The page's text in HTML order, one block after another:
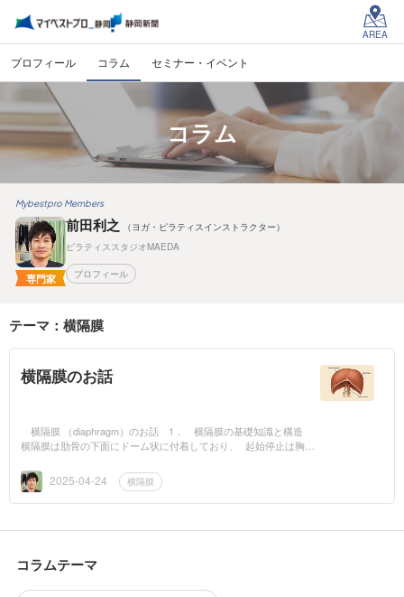
AREA
プロフィール コラム セミナー・イベント
コラム
Mybestpro Members
専門家
前田利之
（ヨガ・ピラティスインストラクター）
ピラティススタジオMAEDA
プロフィール
テーマ：横隔膜
横隔膜のお話
横隔膜 （diaphragm）のお話 1． 横隔膜の基礎知識と構造
横隔膜は肋骨の下面にドーム状に付着しており、 起始停止は胸骨
として 呼...2025-04-24 横隔膜
コラムテーマ